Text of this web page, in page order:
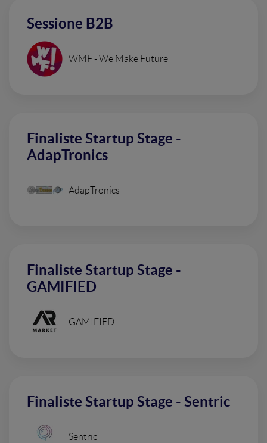
Sessione B2B
WMF - We Make Future
Finaliste Startup Stage -
AdapTronics
AdapTronics
Finaliste Startup Stage -
GAMIFIED
GAMIFIED
Finaliste Startup Stage - Sentric
Sentric